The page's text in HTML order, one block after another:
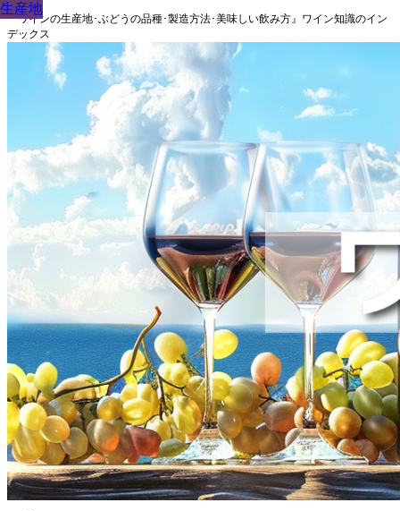
『ワインの生産地･ぶどうの品種･製造方法･美味しい飲み方』ワイン知識のイン
デックス
生産地
生産地
生産地
生産地
生産地
生産地
生産地
生産地
生産地